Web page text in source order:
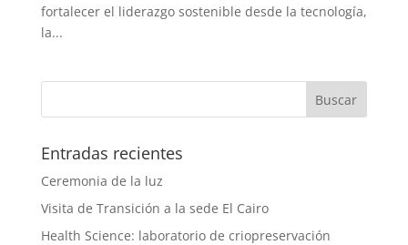
fortalecer el liderazgo sostenible desde la tecnología,
la...
Entradas recientes
Ceremonia de la luz
Visita de Transición a la sede El Cairo
Health Science: laboratorio de criopreservación